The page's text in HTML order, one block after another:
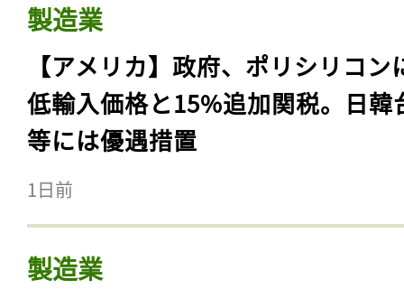
製造業
【アメリカ】政府、ポリシリコン
低輸入価格と15%追加関税。日韓
等には優遇措置
1日前
製造業